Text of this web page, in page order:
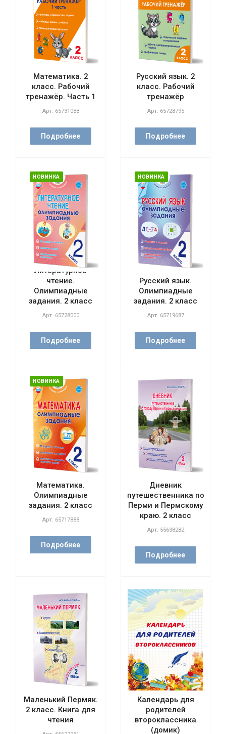
Математика. 2
класс. Рабочий
тренажёр. Часть 1
Арт. 65731088
Подробнее
Русский язык. 2
класс. Рабочий
тренажёр
Арт. 65728795
Подробнее
НОВИНКА
Литературное
чтение.
Олимпиадные
задания. 2 класс
Арт. 65728000
Подробнее
НОВИНКА
Русский язык.
Олимпиадные
задания. 2 класс
Арт. 65719687
Подробнее
НОВИНКА
Математика.
Олимпиадные
задания. 2 класс
Арт. 65717888
Подробнее
Дневник
путешественника по
Перми и Пермскому
краю. 2 класс
Арт. 55638282
Подробнее
Маленький Пермяк.
2 класс. Книга для
чтения
Календарь для
родителей
второклассника
(домик)